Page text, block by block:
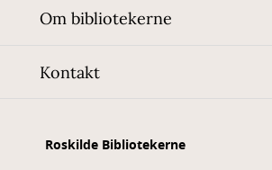
Om bibliotekerne
Kontakt
Roskilde Bibliotekerne